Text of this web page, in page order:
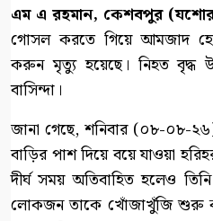
এম এ রহমান, কেশবপুর
গোসল করতে গিয়ে আমজাদ
করুন মৃত্যু হয়েছে। নিহত বৃদ্ধ
বাসিন্দা।
জানা গেছে, শনিবার (০৮-০৮-
বাড়ির পাশ দিয়ে বয়ে যাওয়া
দীর্ঘ সময় অতিবাহিত হলেও
লোকজন তাকে খোঁজাখুঁজি শুরু